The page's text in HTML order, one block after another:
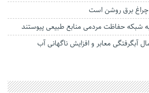
برق روشن است
آبگرفتگی معابر و افزایش ناگهانی آب